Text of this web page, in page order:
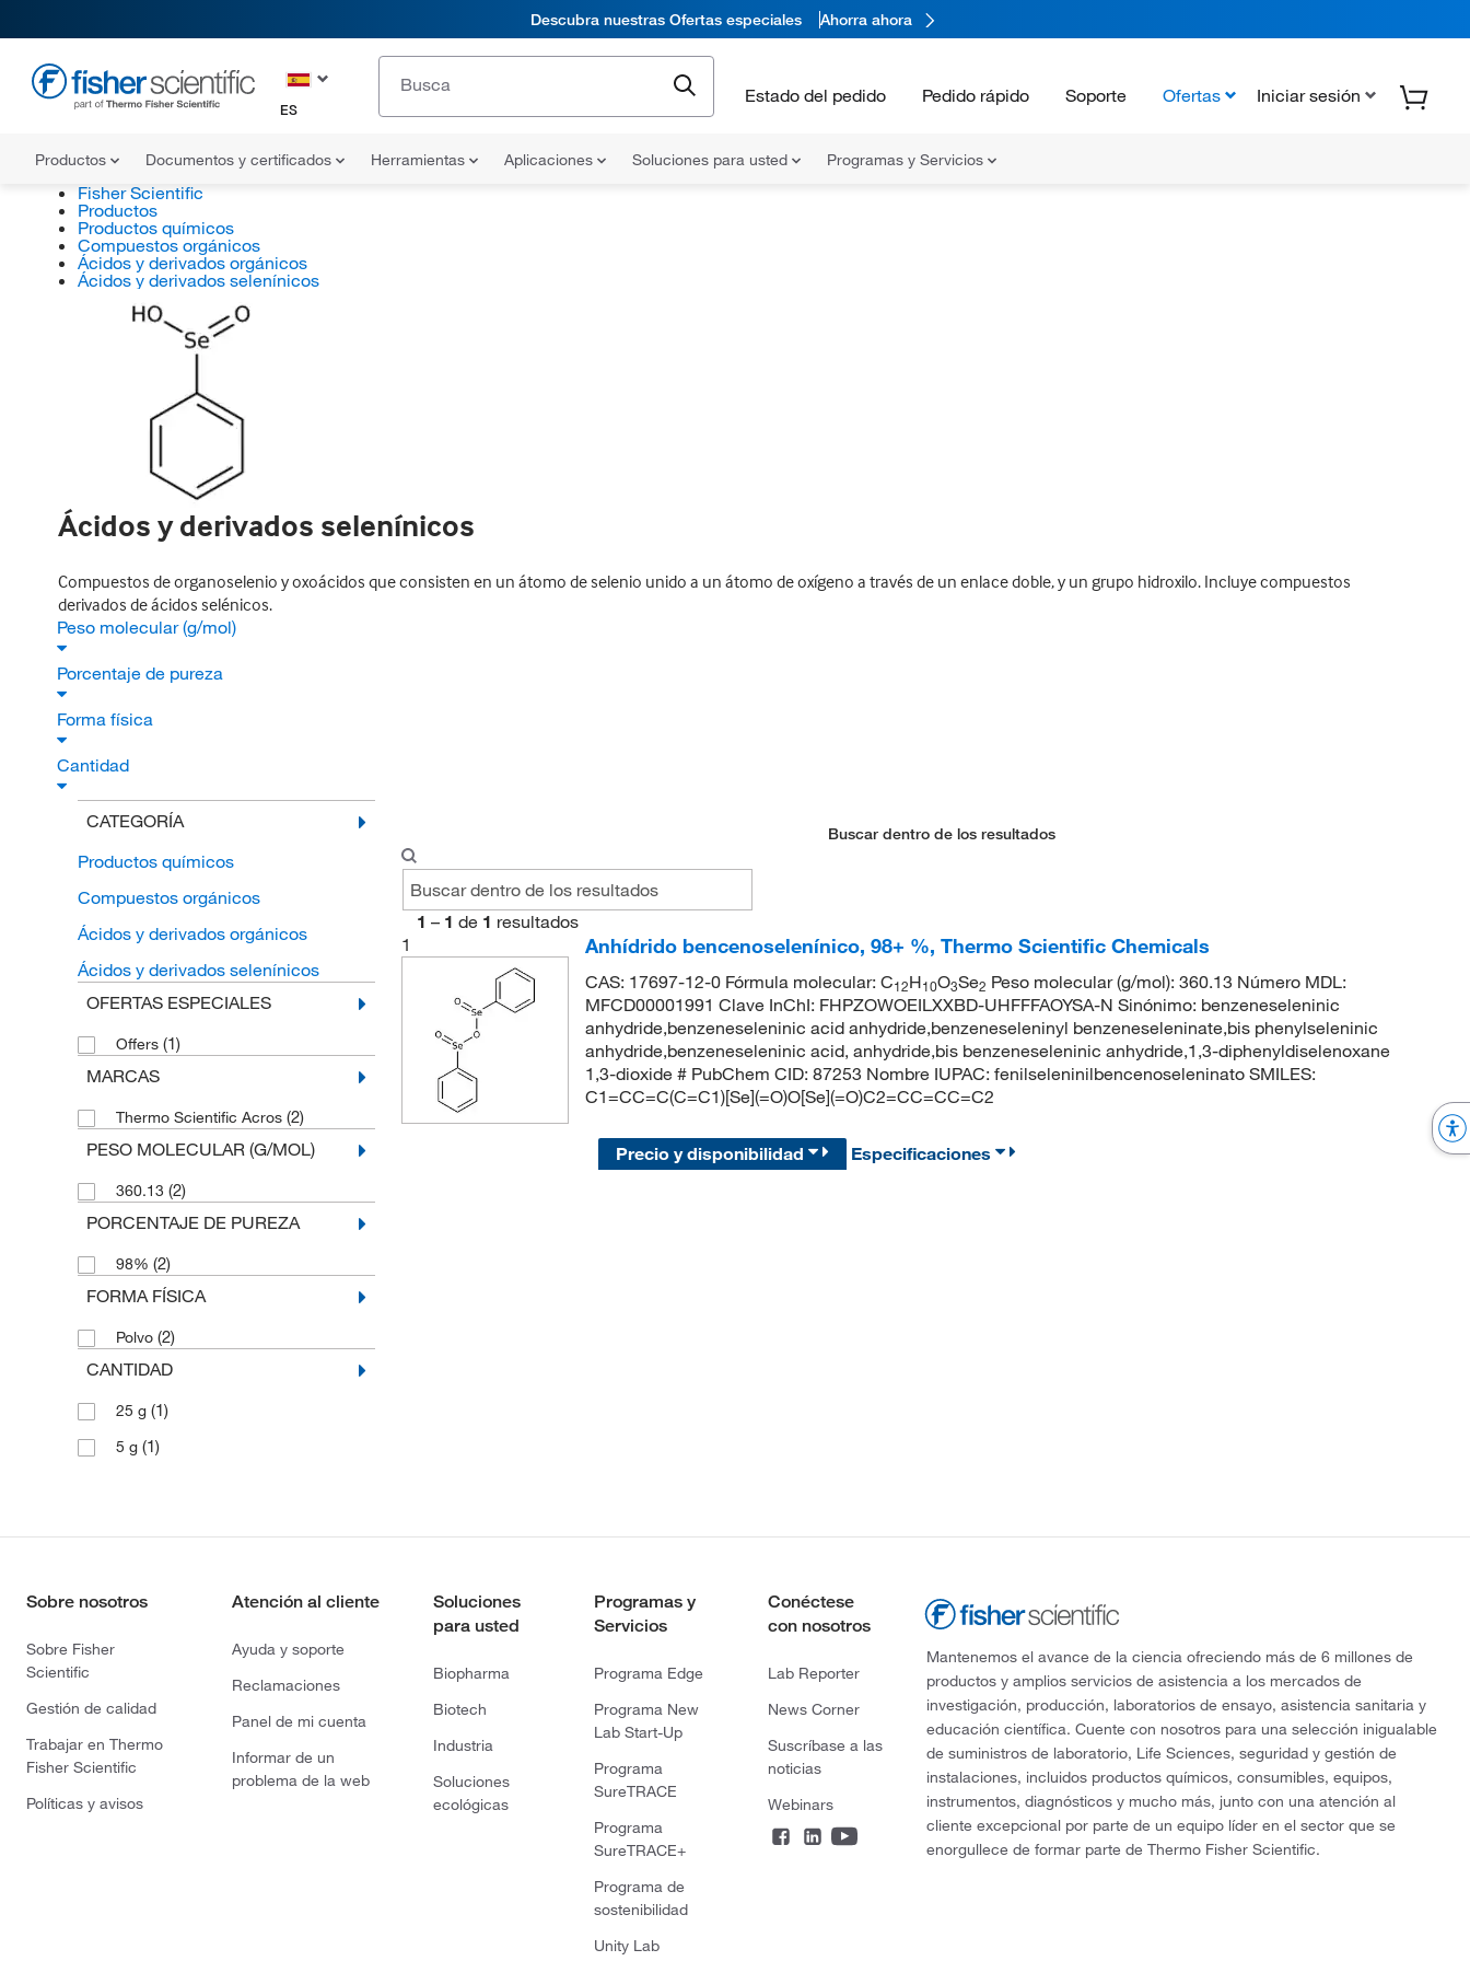
Descubra nuestras Ofertas especiales Ahorra ahora
ES
Estado del pedido Pedido rápido Soporte Ofertas Iniciar sesión
Productos Documentos y certificados Herramientas Aplicaciones Soluciones para usted Programas y Servicios
Fisher Scientific
Productos
Productos químicos
Compuestos orgánicos
Ácidos y derivados orgánicos
Ácidos y derivados selenínicos
Ácidos y derivados selenínicos
Compuestos de organoselenio y oxoácidos que consisten en un átomo de selenio unido a un átomo de oxígeno a través de un enlace doble, y un grupo hidroxilo. Incluye compuestos
derivados de ácidos selénicos.
Peso molecular (g/mol)
Porcentaje de pureza
Forma física
Cantidad
CATEGORÍA
Productos químicos
Compuestos orgánicos
Ácidos y derivados orgánicos
Ácidos y derivados selenínicos
OFERTAS ESPECIALES
Offers (1)
MARCAS
Thermo Scientific Acros (2)
PESO MOLECULAR (G/MOL)
360.13 (2)
PORCENTAJE DE PUREZA
98% (2)
FORMA FÍSICA
Polvo (2)
CANTIDAD
25 g (1)
5 g (1)
Buscar dentro de los resultados
1 – 1 de 1 resultados
1
Anhídrido bencenoselenínico, 98+ %, Thermo Scientific Chemicals
CAS: 17697-12-0 Fórmula molecular: C12H10O3Se2 Peso molecular (g/mol): 360.13 Número MDL:
MFCD00001991 Clave InChI: FHPZOWOEILXXBD-UHFFFAOYSA-N Sinónimo: benzeneseleninic
anhydride,benzeneseleninic acid anhydride,benzeneseleninyl benzeneseleninate,bis phenylseleninic
anhydride,benzeneseleninic acid, anhydride,bis benzeneseleninic anhydride,1,3-diphenyldiselenoxane
1,3-dioxide # PubChem CID: 87253 Nombre IUPAC: fenilseleninilbencenoseleninato SMILES:
C1=CC=C(C=C1)[Se](=O)O[Se](=O)C2=CC=CC=C2
Precio y disponibilidad Especificaciones
Sobre nosotros
Sobre Fisher
Scientific
Gestión de calidad
Trabajar en Thermo
Fisher Scientific
Políticas y avisos
Atención al cliente
Ayuda y soporte
Reclamaciones
Panel de mi cuenta
Informar de un
problema de la web
Soluciones
para usted
Biopharma
Biotech
Industria
Soluciones
ecológicas
Programas y
Servicios
Programa Edge
Programa New
Lab Start-Up
Programa
SureTRACE
Programa
SureTRACE+
Programa de
sostenibilidad
Unity Lab
Conéctese
con nosotros
Lab Reporter
News Corner
Suscríbase a las
noticias
Webinars
Mantenemos el avance de la ciencia ofreciendo más de 6 millones de
productos y amplios servicios de asistencia a los mercados de
investigación, producción, laboratorios de ensayo, asistencia sanitaria y
educación científica. Cuente con nosotros para una selección inigualable
de suministros de laboratorio, Life Sciences, seguridad y gestión de
instalaciones, incluidos productos químicos, consumibles, equipos,
instrumentos, diagnósticos y mucho más, junto con una atención al
cliente excepcional por parte de un equipo líder en el sector que se
enorgullece de formar parte de Thermo Fisher Scientific.